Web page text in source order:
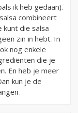
ik heb gedaan).
combineert
die salsa
zin in hebt. In
nog enkele
die je
En heb je meer
kun je de